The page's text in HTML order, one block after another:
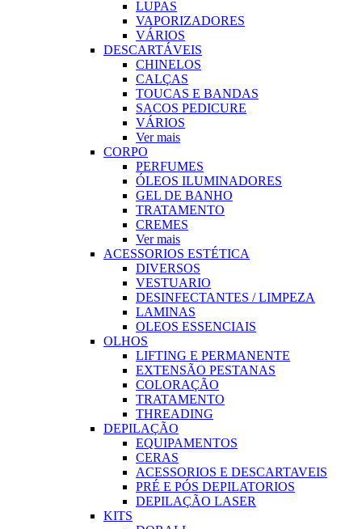
LUPAS
VAPORIZADORES
VÁRIOS
DESCARTÁVEIS
CHINELOS
CALÇAS
TOUCAS E BANDAS
SACOS PEDICURE
VÁRIOS
Ver mais
CORPO
PERFUMES
ÓLEOS ILUMINADORES
GEL DE BANHO
TRATAMENTO
CREMES
Ver mais
ACESSORIOS ESTÉTICA
DIVERSOS
VESTUARIO
DESINFECTANTES / LIMPEZA
LAMINAS
OLEOS ESSENCIAIS
OLHOS
LIFTING E PERMANENTE
EXTENSÃO PESTANAS
COLORAÇÃO
TRATAMENTO
THREADING
DEPILAÇÃO
EQUIPAMENTOS
CERAS
ACESSORIOS E DESCARTAVEIS
PRÉ E PÓS DEPILATORIOS
DEPILAÇÃO LASER
KITS